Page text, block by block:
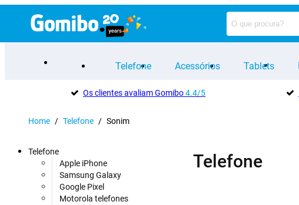
Telefone Acessórios Tablets
Os clientes avaliam Gomibo4.4/5
Home / Telefone / Sonim
Telefone
Apple iPhone
Samsung Galaxy
Google Pixel
Motorola telefones
Telefone